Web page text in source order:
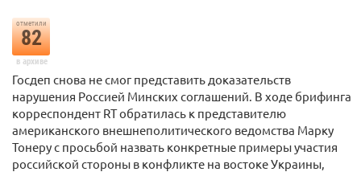
отметили
82
в архиве
Госдеп снова не смог представить доказательств
нарушения Россией Минских соглашений. В ходе брифинга
корреспондент RT обратилась к представителю
американского внешнеполитического ведомства Марку
Тонеру с просьбой назвать конкретные примеры участия
российской стороны в конфликте на востоке Украины,